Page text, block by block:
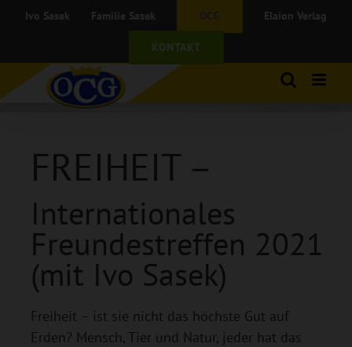
Ivo Sasek Familie Sasek Elaion Verlag
KONTAKT
FREIHEIT –
Internationales
Freundestreffen 2021
(mit Ivo Sasek)
Freiheit – ist sie nicht das höchste Gut auf
Erden? Mensch, Tier und Natur, jeder hat das